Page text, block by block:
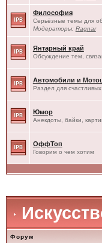
Философия
Серьёзные темы для
Модераторы: Ragnar
Янтарный край
Обсуждение тем,
Автомобили и
Раздел для
Юмор
Анекдоты, байки,
ОффТоп
Говорим о чем хотим
Форум